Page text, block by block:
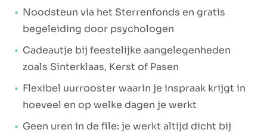
Noodsteun via het Sterrenfonds en gratis
begeleiding door psychologen
Cadeautje bij feestelijke aangelegenheden
zoals Sinterklaas, Kerst of Pasen
Flexibel uurrooster waarin je inspraak krijgt in
hoeveel en op welke dagen je werkt
Geen uren in de file: je werkt altijd dicht bij